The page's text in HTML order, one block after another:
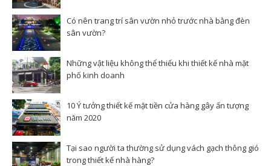
Có nên trang trí sân vườn nhỏ trước nhà bằng đèn
sân vườn?
Những vật liệu không thể thiếu khi thiết kế nhà mặt
phố kinh doanh
10 Ý tưởng thiết kế mặt tiền cửa hàng gây ấn tượng
năm 2020
Tại sao người ta thường sử dụng vách gạch thông gió
trong thiết kế nhà hàng?